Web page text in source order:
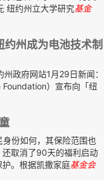
纽约州立大学研究基金
州成为电池技术制
政府网站1月29日新闻：
）宣布向「纽
份如何，其保险范围也
取消了90天的福利启动
。根据凯撒家庭基金会